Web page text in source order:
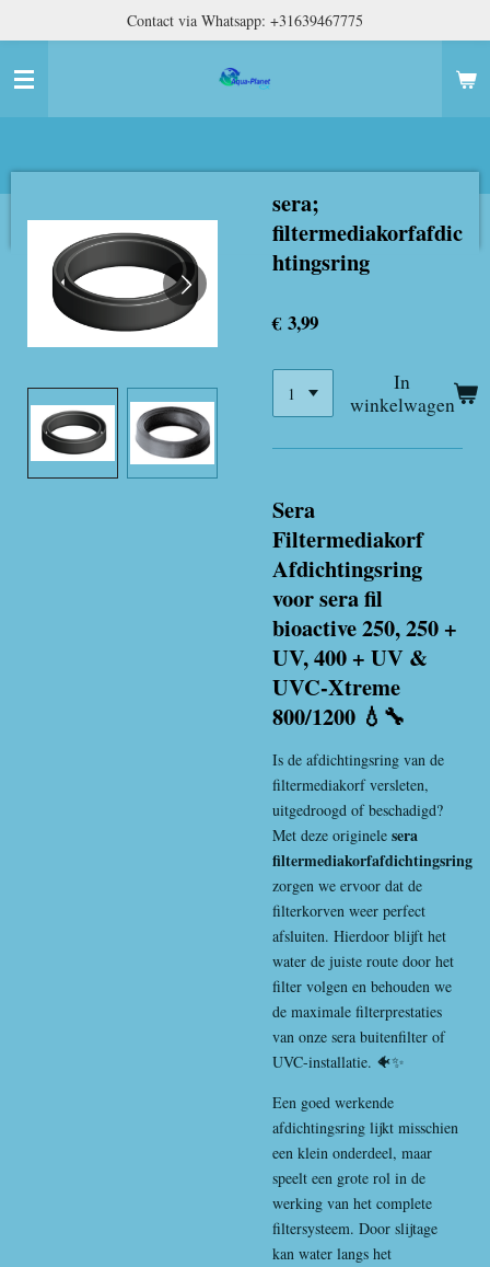
naar
hoofdinhoud
Contact via Whatsapp: +31639467775
sera;
filtermediakorfafdic
htingsring
€ 3,99
In
winkelwagen
Sera
Filtermediakorf
Afdichtingsring
voor sera fil
bioactive 250, 250 +
UV, 400 + UV &
UVC-Xtreme
800/1200 💧🔧
Is de afdichtingsring van de
filtermediakorf versleten,
uitgedroogd of beschadigd?
Met deze originele sera
filtermediakorfafdichtingsring
zorgen we ervoor dat de
filterkorven weer perfect
afsluiten. Hierdoor blijft het
water de juiste route door het
filter volgen en behouden we
de maximale filterprestaties
van onze sera buitenfilter of
UVC-installatie. 🐠✨
Een goed werkende
afdichtingsring lijkt misschien
een klein onderdeel, maar
speelt een grote rol in de
werking van het complete
filtersysteem. Door slijtage
kan water langs het